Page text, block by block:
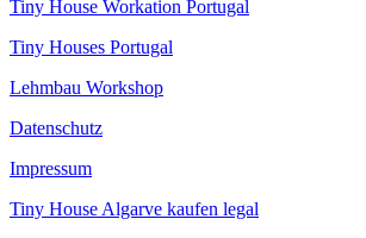
Tiny House Workation Portugal
Tiny Houses Portugal
Lehmbau Workshop
Datenschutz
Impressum
Tiny House Algarve kaufen legal